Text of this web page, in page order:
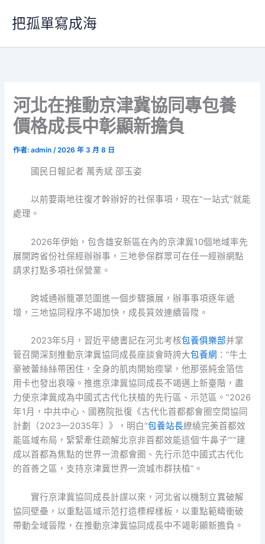
要
把孤單寫成海
河北在推動京津冀協同專包養
價格成長中彰顯新擔負
作者:admin/2026 年 3 月 8 日
國民日報記者 萬秀斌 邵玉姿
以前要兩地往復才幹辦好的社保事項，現在“一站式”就能
處理。
2026年伊始，包含雄安新區在內的京津冀10個地域率先
展開跨省份社保經辦辦事，三地參保群眾可在任一經辦網點
請求打點多項社保營業。
跨城通辦籠罩范圍進一個步驟擴展，辦事事項逐年遞
增，三地協同程序不竭加快，成長質效連續晉陞。
2023年5月，習近平總書記在河北考核包養俱樂部并掌
管召開深刻推動京津冀協同成長座談會時誇大包養網 ：“牛土
豪被蕾絲絲帶困住，全身的肌肉開始痙攣，他那張純金箔信
用卡也發出哀嚎。推進京津冀協同成長不竭邁上新臺階，盡
力使京津冀成為中國式古代化扶植的先行區、示范區。”2026
年1月，中共中心、國務院批復《古代化首都都會圈空間協同
計劃（2023—2035年）》，明白“包養站長繚繞完美首都效
能區域布局，緊緊牽住疏解北京非首都效能這個‘牛鼻子’”“建
成以首都為焦點的世界一流都會圈、先行示范中國式古代化
的首善之區，支持京津冀世界一流城市群扶植”。
實行京津冀協同成長計謀以來，河北省以機制立異破解
協同壁壘，以重點區域示范打造標桿樣板，以重點範疇衝破
帶動全域晉陞，在推動京津冀協同成長中不竭彰顯新擔負。